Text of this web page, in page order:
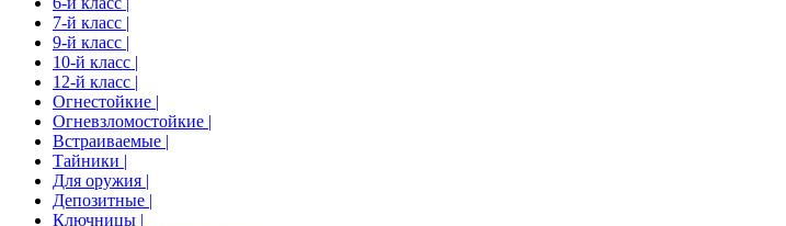
7-й класс |
9-й класс |
10-й класс |
12-й класс |
Огнестойкие |
Огневзломостойкие |
Встраиваемые |
Тайники |
Для оружия |
Депозитные |
Ключницы |